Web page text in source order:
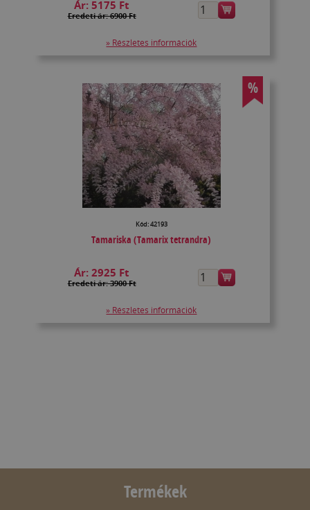
Ár:5175 Ft
Eredeti ár: 6900 Ft
» Részletes információk
%
Kód: 42193
Tamariska (Tamarix tetrandra)
Ár:2925 Ft
Eredeti ár: 3900 Ft
» Részletes információk
Termékek